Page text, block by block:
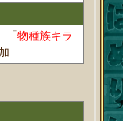
」「物種族キラ